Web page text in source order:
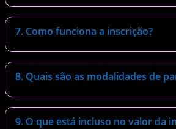
7. Como funciona a inscrição?
8. Quais são as modalidades de
9. O que está incluso no valor da